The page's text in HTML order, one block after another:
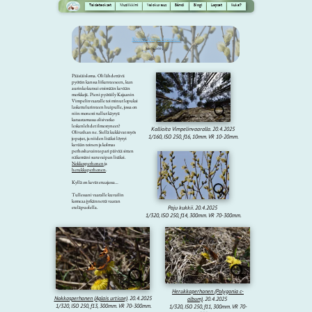
Taideteokset Musiikkini Valokuvaus Bändi Blogi Lapset Kuka?
Kevättä Vimpelinvaaralla
20.04.2025
Pääsiäisloma. Oli lähdettävä
pyörän kanssa liikenteeseen, kun
aurinko kutsui etsimään kevään
merkkejä. Pieni pyöräily Kajaanin
Vimpelinvaaralle toi minut lopuksi
laskettelurinteen huipulle, jossa on
niin monesti tullut käytyä
katsastamassa olisivatko
leskenlehdet ilmestyneet?
Olivathan ne. Siellä kukkivat myös
jo pajut, ja niiden lisäksi löytyi
kevään toinen ja kolmas
perhoshavainto pari päivää sitten
näkemäni suruvaipan lisäksi.
Nokkosperhonenja
herukkaperhonen.
Kyllä on kevät etuajassa…
Tullessani vaaralle kuvailin
komeaa jyrkännettä vaaran
eteläpuolella.
Paju kukkii. 20.4.2025
1/320, ISO 250, f14, 300mm. VR 70-300mm.
Kallioita Vimpelinvaaralla. 20.4.2025
1/160, ISO 250, f16, 10mm. VR 10-20mm.
Herukkaperhonen (Polygonia c-
album). 20.4.2025
1/320, ISO 250, f11, 300mm. VR 70-
Nokkosperhonen (Aglais urticae). 20.4.2025
1/320, ISO 250, f13, 300mm. VR 70-300mm.